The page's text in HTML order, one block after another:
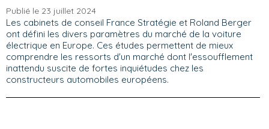
Publié le 23 juillet 2024
Les cabinets de conseil France Stratégie et Roland Berger
ont défini les divers paramètres du marché de la voiture
électrique en Europe. Ces études permettent de mieux
comprendre les ressorts d'un marché dont l'essoufflement
inattendu suscite de fortes inquiétudes chez les
constructeurs automobiles européens.